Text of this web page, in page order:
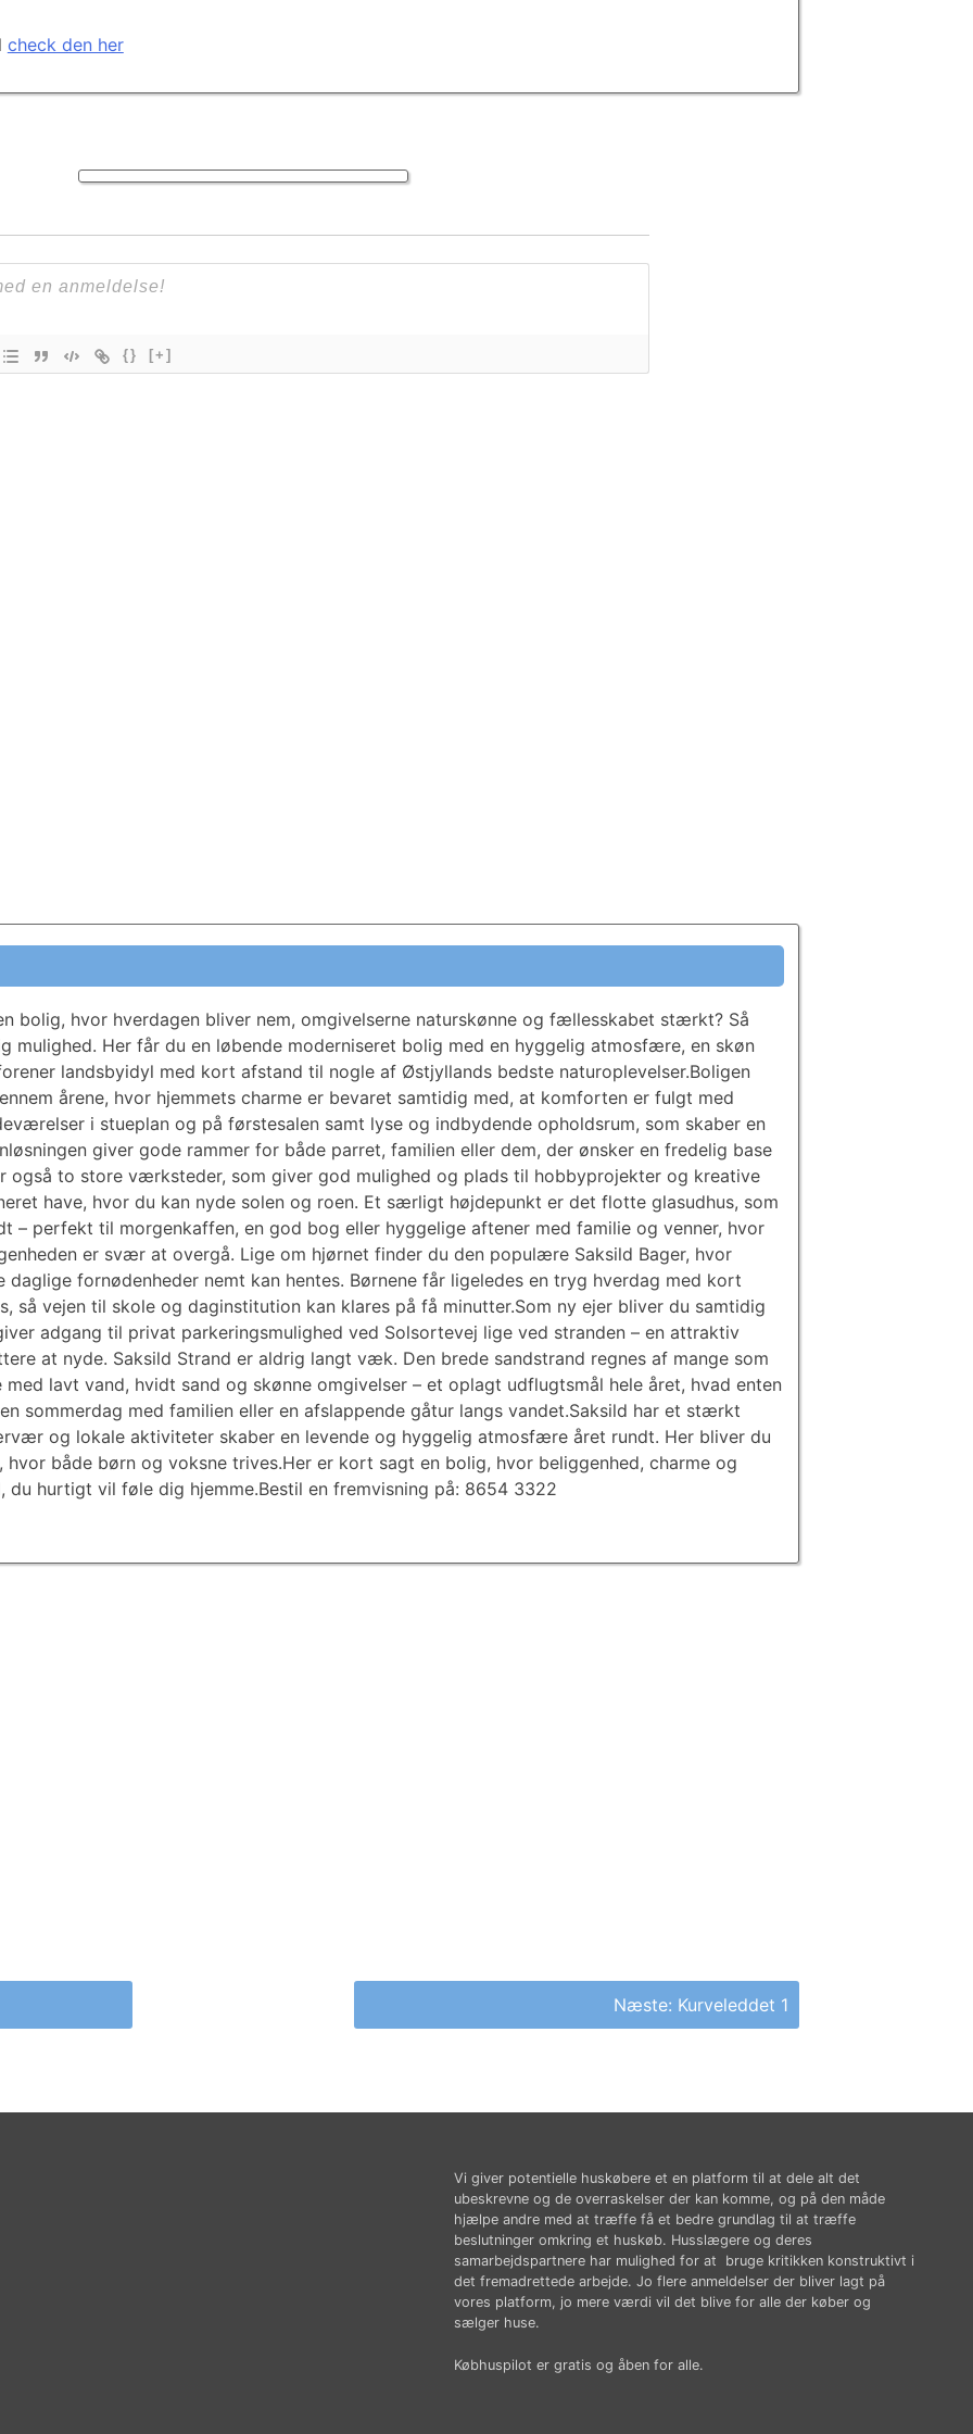
{} [+]
bolig, hvor hverdagen bliver nem, omgivelserne naturskønne og fællesskabet stærkt? Så
mulighed. Her får du en løbende moderniseret bolig med en hyggelig atmosfære, en skøn
landsbyidyl med kort afstand til nogle af Østjyllands bedste naturoplevelser.Boligen
årene, hvor hjemmets charme er bevaret samtidig med, at komforten er fulgt med
i stueplan og på førstesalen samt lyse og indbydende opholdsrum, som skaber en
giver gode rammer for både parret, familien eller dem, der ønsker en fredelig base
også to store værksteder, som giver god mulighed og plads til hobbyprojekter og kreative
have, hvor du kan nyde solen og roen. Et særligt højdepunkt er det flotte glasudhus, som
– perfekt til morgenkaffen, en god bog eller hyggelige aftener med familie og venner, hvor
er svær at overgå. Lige om hjørnet finder du den populære Saksild Bager, hvor
fornødenheder nemt kan hentes. Børnene får ligeledes en tryg hverdag med kort
så vejen til skole og daginstitution kan klares på få minutter.Som ny ejer bliver du samtidig
adgang til privat parkeringsmulighed ved Solsortevej lige ved stranden – en attraktiv
at nyde. Saksild Strand er aldrig langt væk. Den brede sandstrand regnes af mange som
lavt vand, hvidt sand og skønne omgivelser – et oplagt udflugtsmål hele året, hvad enten
sommerdag med familien eller en afslappende gåtur langs vandet.Saksild har et stærkt
og lokale aktiviteter skaber en levende og hyggelig atmosfære året rundt. Her bliver du
både børn og voksne trives.Her er kort sagt en bolig, hvor beliggenhed, charme og
du hurtigt vil føle dig hjemme.Bestil en fremvisning på: 8654 3322
check den her
Næste: Kurveleddet 1
Vi giver potentielle huskøbere et en platform til at dele alt det
ubeskrevne og de overraskelser der kan komme, og på den måde
hjælpe andre med at træffe få et bedre grundlag til at træffe
beslutninger omkring et huskøb. Husslægere og deres
samarbejdspartnere har mulighed for at bruge kritikken konstruktivt i
det fremadrettede arbejde. Jo flere anmeldelser der bliver lagt på
vores platform, jo mere værdi vil det blive for alle der køber og
sælger huse.
Købhuspilot er gratis og åben for alle.